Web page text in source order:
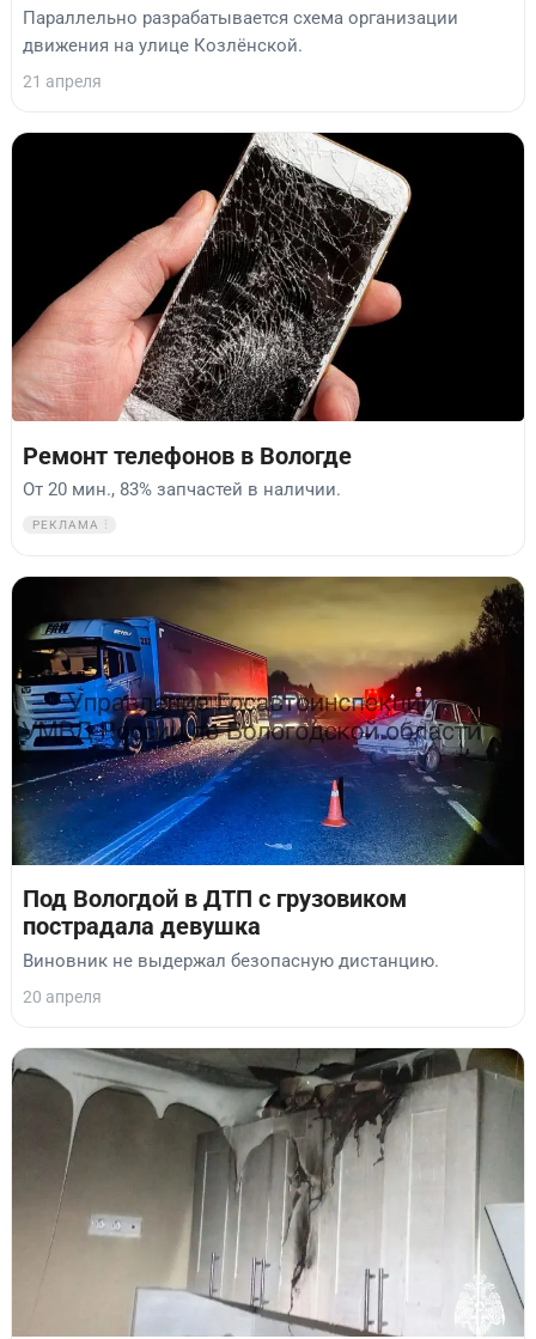
Параллельно разрабатывается схема организации
движения на улице Козлёнской.
21 апреля
Ремонт телефонов в Вологде
От 20 мин., 83% запчастей в наличии.
РЕКЛАМА
Под Вологдой в ДТП с грузовиком
пострадала девушка
Виновник не выдержал безопасную дистанцию.
20 апреля